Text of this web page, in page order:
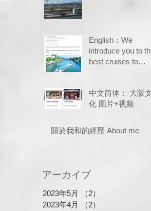
English：We
introduce you to the
best cruises to
中文简体： 大阪文
化 图片+视频
關於我和的經歷 About me
アーカイブ
2023年5月 （2）
2023年4月
（2）